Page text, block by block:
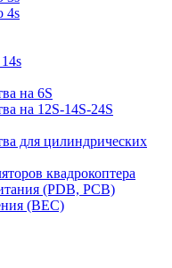
4s
на 6S
на 12S-14S-24S
для цилиндрических
квадрокоптера
(PDB, PCB)
(BEC)